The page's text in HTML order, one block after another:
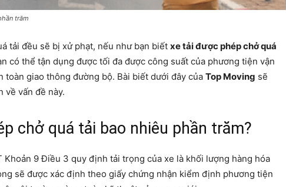
trăm
tải đều sẽ bị xử phạt, nếu như bạn biết xe tải được phép chở quá
có thể tận dụng được tối đa được công suất của phương tiện vận
toàn giao thông đường bộ. Bài biết dưới đây của Top Moving sẽ
về vấn đề này.
chở quá tải bao nhiêu phần trăm?
Khoản 9 Điều 3 quy định tải trọng của xe là khối lượng hàng hóa
sẽ được xác định theo giấy chứng nhận kiểm định phương tiện